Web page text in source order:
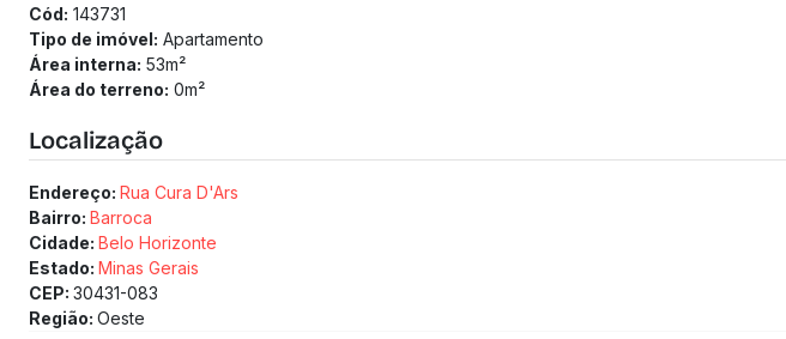
Cód: 143731
Tipo de imóvel: Apartamento
Área interna: 53m²
Área do terreno: 0m²
Localização
Endereço: Rua Cura D'Ars
Bairro: Barroca
Cidade: Belo Horizonte
Estado: Minas Gerais
CEP: 30431-083
Região: Oeste